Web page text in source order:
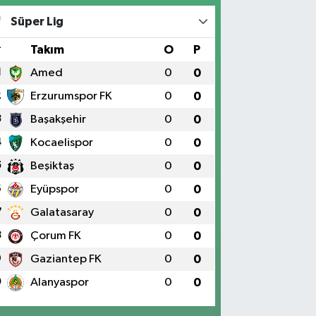
Süper Lig
Takım O P
Amed 0 0
Erzurumspor FK 0 0
Başakşehir 0 0
Kocaelispor 0 0
Beşiktaş 0 0
Eyüpspor 0 0
Galatasaray 0 0
Çorum FK 0 0
Gaziantep FK 0 0
Alanyaspor 0 0